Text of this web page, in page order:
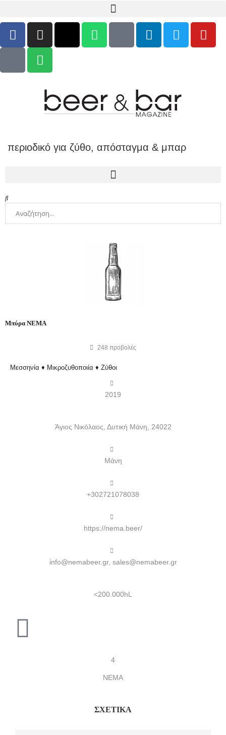
περιοδικό για ζύθο, απόσταγμα & μπαρ
Μπύρα ΝΕΜΑ
248 προβολές
Μεσσηνία ♦ Μικροζυθοποιία ♦ Ζύθοι
2019
Άγιος Νικόλαος, Δυτική Μάνη, 24022
Μάνη
+302721078038
https://nema.beer/
info@nemabeer.gr, sales@nemabeer.gr
<200.000hL
4
NEMA
ΣΧΕΤΙΚΆ